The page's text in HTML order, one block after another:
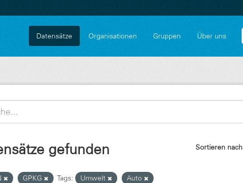
Datensätze Organisationen Gruppen Über uns
Sortieren nach
gefunden
GPKG Tags: Umwelt
Auto